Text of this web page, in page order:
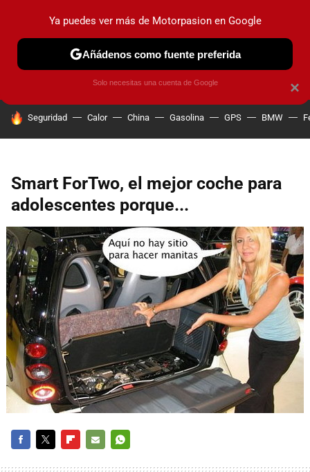
PRUEBAS COCHES ELÉCTRICOS OBSERVATORIO
HOY SE HABLA DE
Seguridad Calor China Gasolina GPS BMW
Smart ForTwo, el mejor coche para
adolescentes porque...
×
Ya puedes ver más de Motorpasion en Google
Añádenos como fuente preferida
Solo necesitas una cuenta de Google